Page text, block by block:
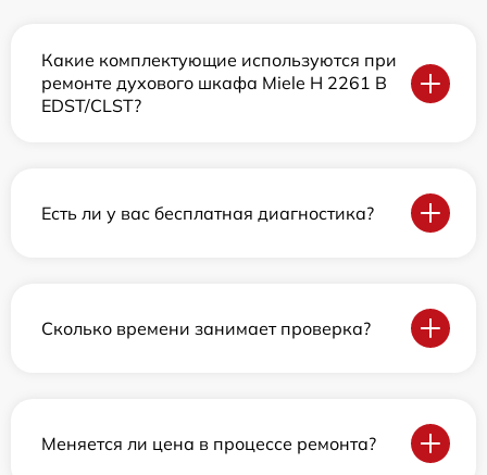
Какие комплектующие используются при
ремонте духового шкафа Miele H 2261 B
EDST/CLST?
Есть ли у вас бесплатная диагностика?
Сколько времени занимает проверка?
Меняется ли цена в процессе ремонта?